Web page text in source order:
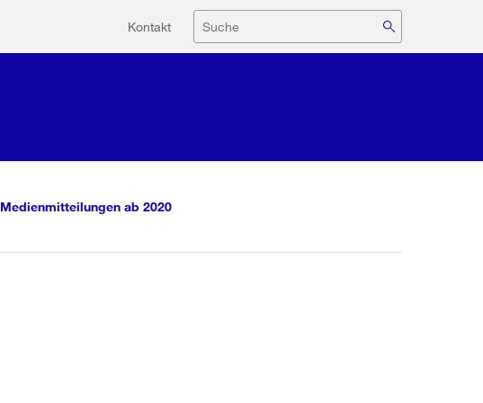
Hilfsnavigation
Kontakt Suche
Medienmitteilungen ab 2020